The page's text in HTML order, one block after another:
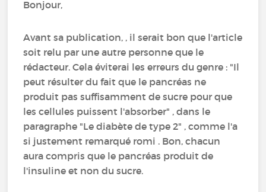
Bonjour,
Avant sa publication, , il serait bon que l'article
soit relu par une autre personne que le
rédacteur. Cela éviterai les erreurs du genre : "Il
peut résulter du fait que le pancréas ne
produit pas suffisamment de sucre pour que
les cellules puissent l'absorber" , dans le
paragraphe "Le diabète de type 2" , comme l'a
si justement remarqué romi . Bon, chacun
aura compris que le pancréas produit de
l'insuline et non du sucre.